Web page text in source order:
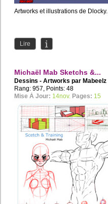
Artworks et illustrations de Dlocky.
Lire
Michaël Mab Sketchs &...
Dessins - Artworks par Mabeelz
Rang: 957, Points: 48
Mise À Jour: 14nov. Pages: 15